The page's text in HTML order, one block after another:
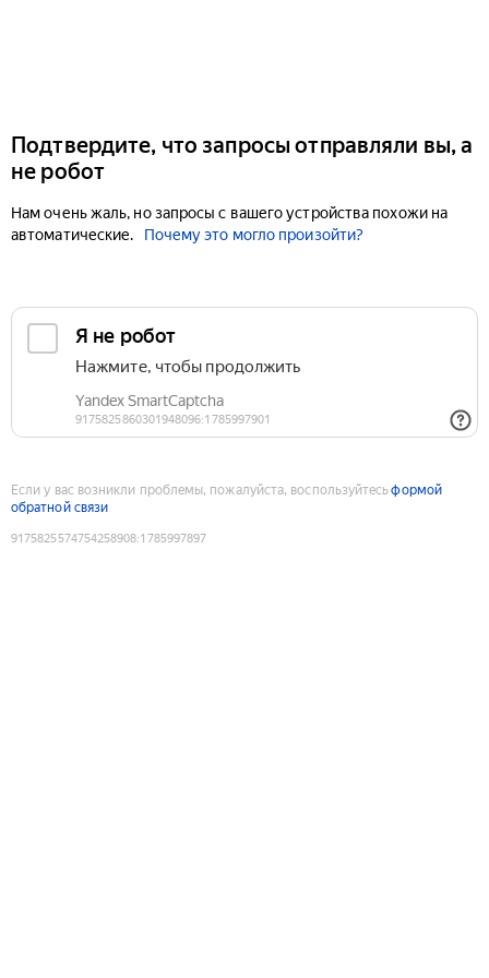
Подтвердите, что запросы отправляли вы, а
не робот
Нам очень жаль, но запросы с вашего устройства похожи на
автоматические.
Почему это могло произойти?
Если у вас возникли проблемы, пожалуйста, воспользуйтесьформой
обратной связи
9175825574754258908:1785997897